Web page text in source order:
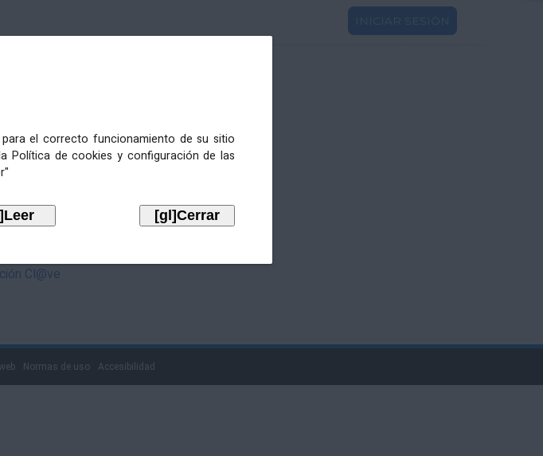
el correcto funcionamiento de su sitio
Política de cookies y configuración de las
INICIAR SESIÓN
Cl@ve
Normas de uso Accesibilidad